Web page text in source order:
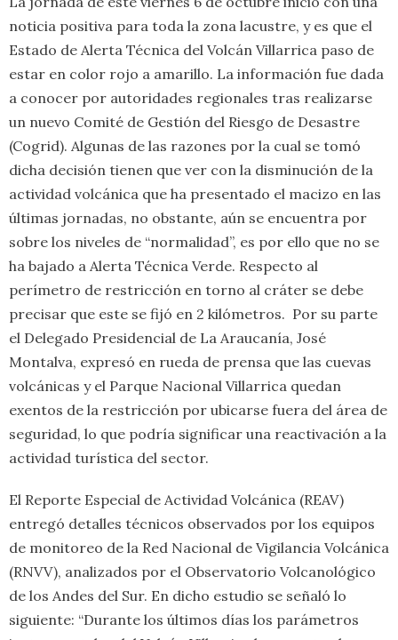
noticia positiva para toda la zona lacustre, y es que el
Estado de Alerta Técnica del Volcán Villarrica paso de
estar en color rojo a amarillo. La información fue dada
a conocer por autoridades regionales tras realizarse
un nuevo Comité de Gestión del Riesgo de Desastre
(Cogrid). Algunas de las razones por la cual se tomó
dicha decisión tienen que ver con la disminución de la
actividad volcánica que ha presentado el macizo en las
últimas jornadas, no obstante, aún se encuentra por
sobre los niveles de “normalidad”, es por ello que no se
ha bajado a Alerta Técnica Verde. Respecto al
perímetro de restricción en torno al cráter se debe
precisar que este se fijó en 2 kilómetros. Por su parte
el Delegado Presidencial de La Araucanía, José
Montalva, expresó en rueda de prensa que las cuevas
volcánicas y el Parque Nacional Villarrica quedan
exentos de la restricción por ubicarse fuera del área de
seguridad, lo que podría significar una reactivación a la
actividad turística del sector.
El Reporte Especial de Actividad Volcánica (REAV)
entregó detalles técnicos observados por los equipos
de monitoreo de la Red Nacional de Vigilancia Volcánica
(RNVV), analizados por el Observatorio Volcanológico
de los Andes del Sur. En dicho estudio se señaló lo
siguiente: “Durante los últimos días los parámetros